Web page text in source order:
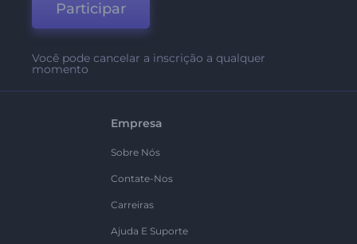
Participar
Você pode cancelar a inscrição a qualquer
momento
Empresa
Sobre Nós
Contate-Nos
Carreiras
Ajuda E Suporte